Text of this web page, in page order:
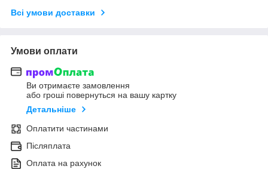
Всі умови доставки
Умови оплати
Ви отримаєте замовлення
або гроші повернуться на вашу картку
Детальніше
Оплатити частинами
Післяплата
Оплата на рахунок